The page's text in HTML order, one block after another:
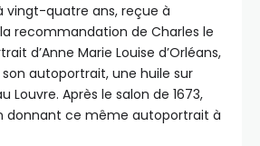
vingt-quatre ans, reçue à
la recommandation de Charles le
d’Anne Marie Louise d’Orléans,
autoportrait, une huile sur
Louvre. Après le salon de 1673,
donnant ce même autoportrait à